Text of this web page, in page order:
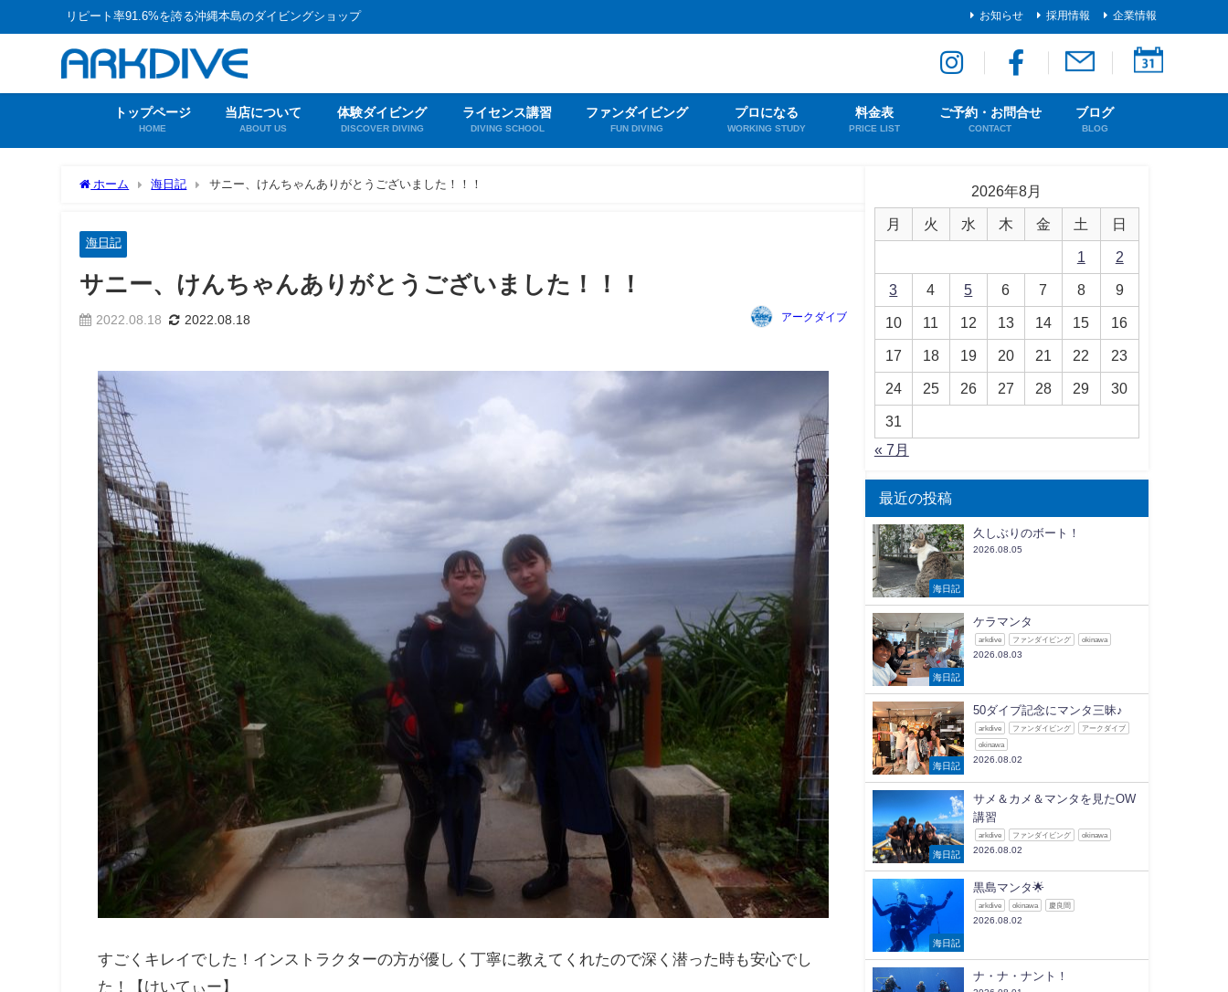
リピート率91.6%を誇る沖縄本島のダイビングショップ お知らせ 採用情報 企業情報
トップページ
HOME
当店について
ABOUT US
体験ダイビング
DISCOVER DIVING
ライセンス講習
DIVING SCHOOL
ファンダイビング
FUN DIVING
プロになる
WORKING STUDY
料金表
PRICE LIST
ご予約・お問合せ
CONTACT
ブログ
BLOG
ホーム 海日記 サニー、けんちゃんありがとうございました！！！
海日記
サニー、けんちゃんありがとうございました！！！
2022.08.18 2022.08.18 アークダイブ
すごくキレイでした！インストラクターの方が優しく丁寧に教えてくれたので深く潜った時も安心でし
た！【けいてぃー】
2026年8月
月 火 水 木 金 土 日
1 2
3 4 5 6 7 8 9
10 11 12 13 14 15 16
17 18 19 20 21 22 23
24 25 26 27 28 29 30
31
« 7月
最近の投稿
海日記
久しぶりのボート！
2026.08.05
海日記
ケラマンタ
arkdive ファンダイビング okinawa
2026.08.03
海日記
50ダイブ記念にマンタ三昧♪
arkdive ファンダイビング アークダイブ
okinawa
2026.08.02
海日記
サメ＆カメ＆マンタを見たOW
講習
arkdive ファンダイビング okinawa
2026.08.02
海日記
黒島マンタ🌟
arkdive okinawa 慶良間
2026.08.02
ナ・ナ・ナント！